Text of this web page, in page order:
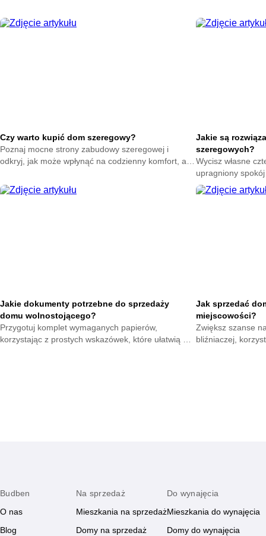
przed zakupem.
sprawnie
Czy warto kupić dom szeregowy?
Poznaj mocne strony zabudowy szeregowej i
odkryj, jak może wpłynąć na codzienny komfort, aby
dopasowaną do swoich potrzeb.
Jakie są
szeregowych?
Wycisz własne
upragniony
skuteczne ekrany
zza bocznej
Jakie dokumenty potrzebne do sprzedaży
domu wolnostojącego?
Przygotuj komplet wymaganych papierów,
korzystając z prostych wskazówek, które ułatwią Ci
Jak sprzedać
miejscowości?
Zwiększ szanse
bliźniaczej,
Budben
O nas
Blog
Na sprzedaż
Mieszkania na sprzedaż
Domy na sprzedaż
Do wynajęcia
Mieszkania do wynajęcia
Domy do wynajęcia